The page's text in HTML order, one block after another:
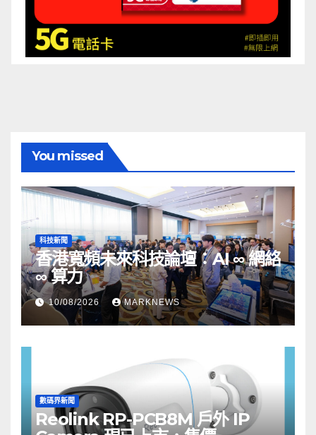
You missed
科技新聞
香港寬頻未來科技論壇：AI ∞ 網絡
∞ 算力
10/08/2026 MARKNEWS
數碼界新聞
Reolink RP-PCB8M 戶外 IP